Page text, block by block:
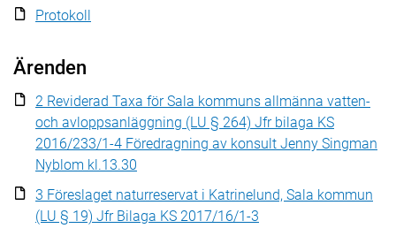
Protokoll
Ärenden
2 Reviderad Taxa för Sala kommuns allmänna vatten-
och avloppsanläggning (LU § 264) Jfr bilaga KS
2016/233/1-4 Föredragning av konsult Jenny Singman
Nyblom kl.13.30
3 Föreslaget naturreservat i Katrinelund, Sala kommun
(LU § 19) Jfr Bilaga KS 2017/16/1-3